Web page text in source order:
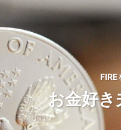
FIRE
お金好